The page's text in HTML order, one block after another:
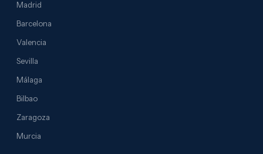
Madrid
Barcelona
Valencia
Sevilla
Málaga
Bilbao
Zaragoza
Murcia